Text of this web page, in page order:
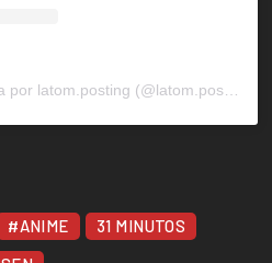
#ANIME
31 MINUTOS